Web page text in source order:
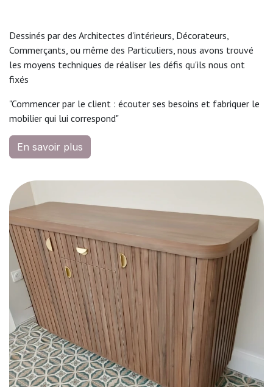
Dessinés par des Architectes d'intérieurs, Décorateurs,
Commerçants, ou même des Particuliers, nous avons trouvé
les moyens techniques de réaliser les défis qu'ils nous ont
fixés
"Commencer par le client : écouter ses besoins et fabriquer le
mobilier qui lui correspond"
En savoir plus